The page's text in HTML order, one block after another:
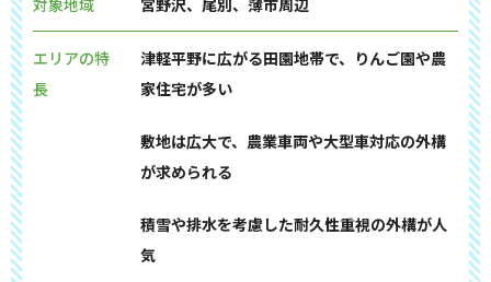
対象地域 宮野沢、尾別、薄市周辺
エリアの特
長
津軽平野に広がる田園地帯で、りんご園や農
家住宅が多い
敷地は広大で、農業車両や大型車対応の外構
が求められる
積雪や排水を考慮した耐久性重視の外構が人
気